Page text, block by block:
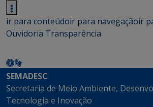
ir para conteúdoir para navegaçãoir
Ouvidoria Transparência
SEMADESC
Secretaria de Meio Ambiente,
Tecnologia e Inovação